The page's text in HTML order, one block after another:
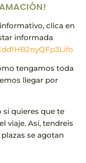
clica en
informada
tengamos toda
llegar por
quieres que te
viaje. Así, tendreis
se agotan